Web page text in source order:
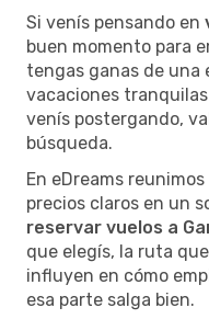
Si venís pensando en
buen momento para
tengas ganas de una
vacaciones
venís postergando,
búsqueda.
En eDreams
precios claros en un
reservar vuelos a
que elegís, la ruta
influyen en cómo
esa parte salga bien.